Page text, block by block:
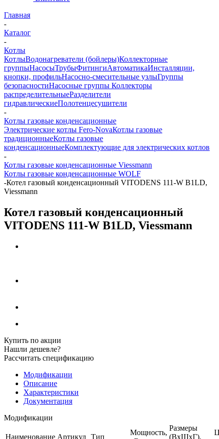
Главная
-
Каталог
-
Котлы
КотлыВодонагреватели (бойлеры)Коллекторные
группыНасосыТрубыФитингиАвтоматикаИнсталляции,
кнопки, профильНасосно-смесительные узлыГруппы
безопасностиНасосные группы Коллекторы
распределительныеРазделители
гидравлическиеПолотенцесушители
-
Котлы газовые конденсационные
Электрические котлы Fero-NovaКотлы газовые
традиционныеКотлы газовые
конденсационныеКомплектующие для электрических котлов
-
Котлы газовые конденсационные Viessmann
Котлы газовые конденсационные WOLF
-Котел газовый конденсационный VITODENS 111-W B1LD,
Viessmann
Котел газовый конденсационный
VITODENS 111-W B1LD, Viessmann
Купить по акции
Нашли дешевле?
Рассчитать спецификацию
Модификации
Описание
Характеристики
Документация
Модификации
Наименование Артикул Тип
Мощность,
Размеры
(ВхШхГ),